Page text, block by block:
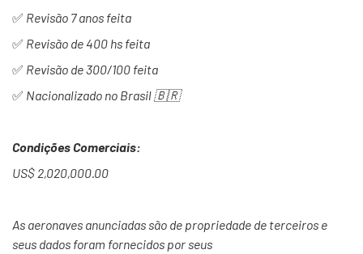
✅ Revisão 7 anos feita
✅ Revisão de 400 hs feita
✅ Revisão de 300/100 feita
✅ Nacionalizado no Brasil🇧🇷
Condições Comerciais:
US$ 2,020,000.00
As aeronaves anunciadas são de propriedade de terceiros e
seus dados foram fornecidos por seus